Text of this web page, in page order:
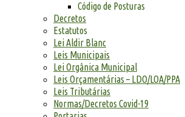
Código de Posturas
Decretos
Estatutos
Lei Aldir Blanc
Leis Municipais
Lei Orgânica Municipal
Leis Orçamentárias – LDO/LOA/PPA
Leis Tributárias
Normas/Decretos Covid-19